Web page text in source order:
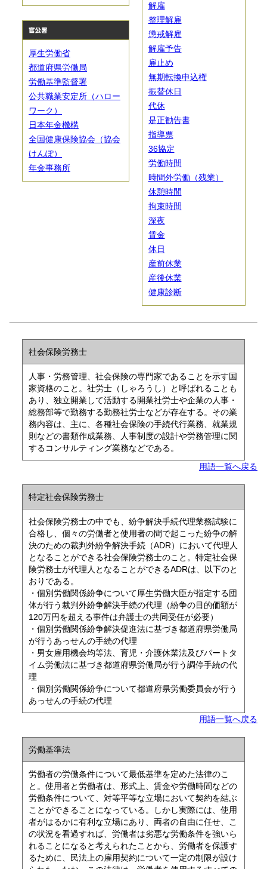
厚生労働省
都道府県労働局
労働基準監督署
公共職業安定所（ハロー
ワーク）
日本年金機構
全国健康保険協会（協会
けんぽ）
年金事務所
解雇
整理解雇
懲戒解雇
解雇予告
雇止め
無期転換申込権
振替休日
代休
是正勧告書
指導票
36協定
労働時間
時間外労働（残業）
休憩時間
拘束時間
深夜
賃金
休日
産前休業
産後休業
健康診断
社会保険労務士
人事・労務管理、社会保険の専門家であることを示す国
家資格のこと。社労士（しゃろうし）と呼ばれることも
あり、独立開業して活動する開業社労士や企業の人事・
総務部等で勤務する勤務社労士などが存在する。その業
務内容は、主に、各種社会保険の手続代行業務、就業規
則などの書類作成業務、人事制度の設計や労務管理に関
するコンサルティング業務などである。
用語一覧へ戻る
特定社会保険労務士
社会保険労務士の中でも、紛争解決手続代理業務試験に
合格し、個々の労働者と使用者の間で起こった紛争の解
決のための裁判外紛争解決手続（ADR）において代理人
となることができる社会保険労務士のこと。特定社会保
険労務士が代理人となることができるADRは、以下のと
おりである。
・個別労働関係紛争について厚生労働大臣が指定する団
体が行う裁判外紛争解決手続の代理（紛争の目的価額が
120万円を超える事件は弁護士の共同受任が必要）
・個別労働関係紛争解決促進法に基づき都道府県労働局
が行うあっせんの手続の代理
・男女雇用機会均等法、育児・介護休業法及びパートタ
イム労働法に基づき都道府県労働局が行う調停手続の代
理
・個別労働関係紛争について都道府県労働委員会が行う
あっせんの手続の代理
用語一覧へ戻る
労働基準法
労働者の労働条件について最低基準を定めた法律のこ
と。使用者と労働者は、形式上、賃金や労働時間などの
労働条件について、対等平等な立場において契約を結ぶ
ことができることになっている。しかし実際には、使用
者がはるかに有利な立場にあり、両者の自由に任せ、こ
の状況を看過すれば、労働者は劣悪な労働条件を強いら
れることになると考えられたことから、労働者を保護す
るために、民法上の雇用契約について一定の制限が設け